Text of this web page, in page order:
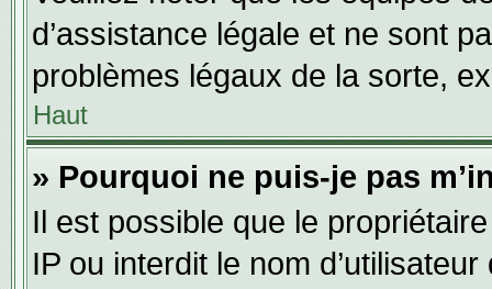
d’assistance légale et ne sont
problèmes légaux de la sorte,
Haut
» Pourquoi ne puis-je pas
Il est possible que le
IP ou interdit le nom